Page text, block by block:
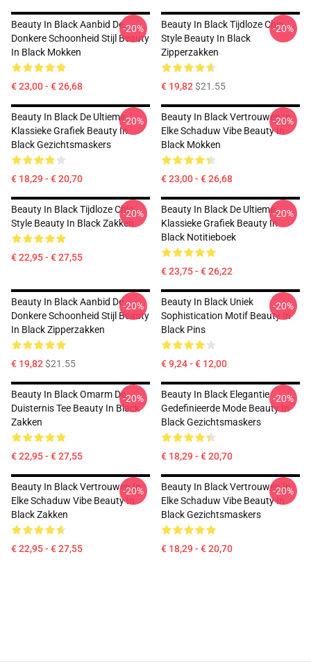
Beauty In Black Aanbid De
Donkere Schoonheid Stijl Beauty
In Black Mokken
€ 23,00 - € 26,68
-20%
Beauty In Black Tijdloze Chic
Style Beauty In Black
Zipperzakken
€ 19,82$21.55
-20%
Beauty In Black De Ultieme
Klassieke Grafiek Beauty In
Black Gezichtsmaskers
€ 18,29 - € 20,70
-20%
Beauty In Black Vertrouwen In
Elke Schaduw Vibe Beauty In
Black Mokken
€ 23,00 - € 26,68
-20%
Beauty In Black Tijdloze Chic
Style Beauty In Black Zakken
€ 22,95 - € 27,55
-20%
Beauty In Black De Ultieme
Klassieke Grafiek Beauty In
Black Notitieboek
€ 23,75 - € 26,22
-20%
Beauty In Black Aanbid De
Donkere Schoonheid Stijl Beauty
In Black Zipperzakken
€ 19,82$21.55
-20%
Beauty In Black Uniek
Sophistication Motif Beauty In
Black Pins
€ 9,24 - € 12,00
-20%
Beauty In Black Omarm De
Duisternis Tee Beauty In Black
Zakken
€ 22,95 - € 27,55
-20%
Beauty In Black Elegantie
Gedefinieerde Mode Beauty In
Black Gezichtsmaskers
€ 18,29 - € 20,70
-20%
Beauty In Black Vertrouwen In
Elke Schaduw Vibe Beauty In
Black Zakken
€ 22,95 - € 27,55
-20%
Beauty In Black Vertrouwen In
Elke Schaduw Vibe Beauty In
Black Gezichtsmaskers
€ 18,29 - € 20,70
-20%